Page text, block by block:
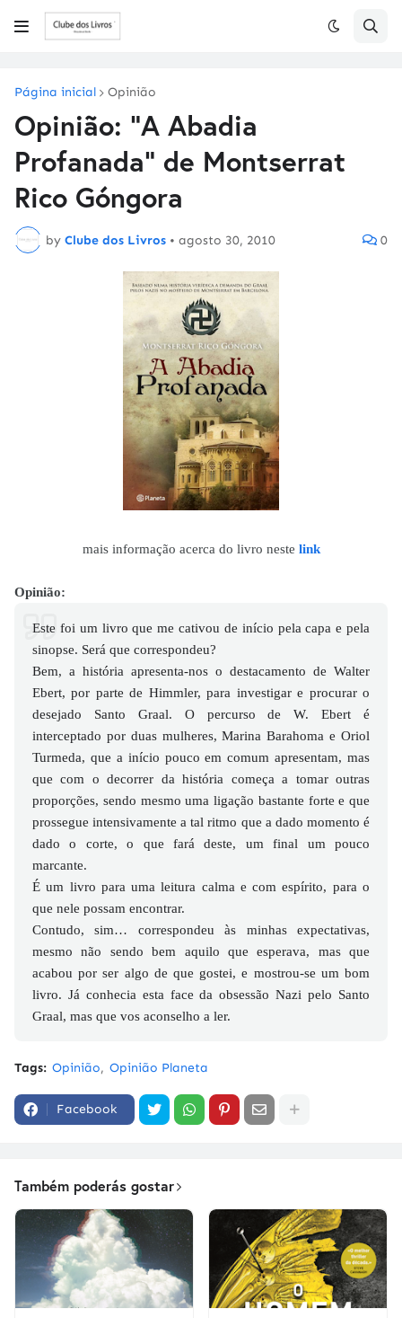
Página inicial Opinião
Opinião: "A Abadia
Profanada" de Montserrat
Rico Góngora
by Clube dos Livros • agosto 30, 2010 0
mais informação acerca do livro neste link
Opinião:
Este foi um livro que me cativou de início pela capa e pela
sinopse. Será que correspondeu?
Bem, a história apresenta-nos o destacamento de Walter
Ebert, por parte de Himmler, para investigar e procurar o
desejado Santo Graal. O percurso de W. Ebert é
interceptado por duas mulheres, Marina Barahoma e Oriol
Turmeda, que a início pouco em comum apresentam, mas
que com o decorrer da história começa a tomar outras
proporções, sendo mesmo uma ligação bastante forte e que
prossegue intensivamente a tal ritmo que a dado momento é
dado o corte, o que fará deste, um final um pouco
marcante.
É um livro para uma leitura calma e com espírito, para o
que nele possam encontrar.
Contudo, sim… correspondeu às minhas expectativas,
mesmo não sendo bem aquilo que esperava, mas que
acabou por ser algo de que gostei, e mostrou-se um bom
livro. Já conhecia esta face da obsessão Nazi pelo Santo
Graal, mas que vos aconselho a ler.
Tags: Opinião Opinião Planeta
Facebook
Também poderás gostar